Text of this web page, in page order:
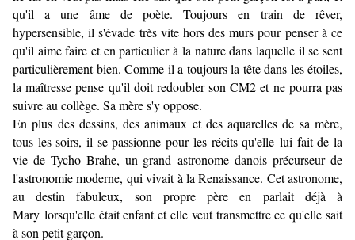
qu'il a une âme de poète. Toujours en train de rêver,
hypersensible, il s'évade très vite hors des murs pour penser à ce
qu'il aime faire et en particulier à la nature dans laquelle il se sent
particulièrement bien. Comme il a toujours la tête dans les étoiles,
la maîtresse pense qu'il doit redoubler son CM2 et ne pourra pas
suivre au collège. Sa mère s'y oppose.
En plus des dessins, des animaux et des aquarelles de sa mère,
tous les soirs, il se passionne pour les récits qu'elle lui fait de la
vie de Tycho Brahe, un grand astronome danois précurseur de
l'astronomie moderne, qui vivait à la Renaissance. Cet astronome,
au destin fabuleux, son propre père en parlait déjà à
Mary lorsqu'elle était enfant et elle veut transmettre ce qu'elle sait
à son petit garçon.